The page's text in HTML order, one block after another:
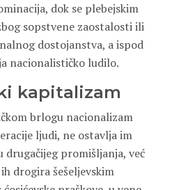
dok se plebejskim
sopstvene zaostalosti ili
dostojanstva, a ispod
nacionalističko ludilo.
kapitalizam
brlogu nacionalizam
ljudi, ne ostavlja im
promišljanja, već
drogira šešeljevskim